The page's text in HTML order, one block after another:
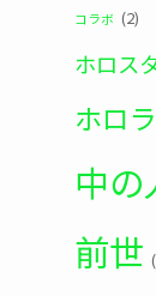
コラボ (2)
ホロス
ホロ
中の
前世